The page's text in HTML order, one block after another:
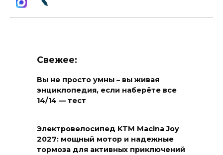
Свежее:
Вы не просто умны – вы живая
энциклопедия, если наберёте все
14/14 — тест
Электровелосипед KTM Macina Joy
2027: мощный мотор и надежные
тормоза для активных приключений